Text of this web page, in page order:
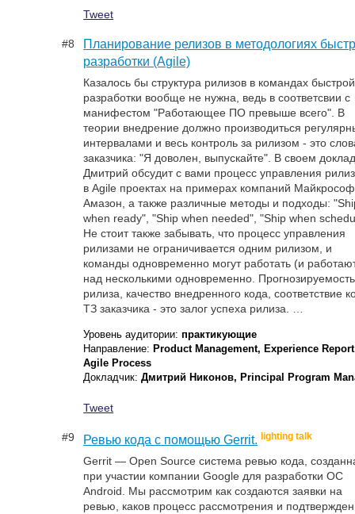
Tweet
#8
Планирование релизов в методологиях
разработки (Agile)
Казалось бы структура рилизов в командах быстрой
разработки вообще не нужна, ведь в соответсвии с
манифестом "Работающее ПО превыше всего". В
теории внедрение должно производиться
интервалами и весь контроль за рилизом - это
заказчика: "Я доволен, выпускайте". В своем
Дмитрий обсудит с вами процесс управления
в Аgile проектах на примерах компаний
Амазон, а также различные методы и подходы:
when ready", "Ship when needed", "Ship when
Не стоит также забывать, что процесс управления
рилизами не ограничивается одним рилизом, и
команды одновременно могут работать (и
над несколькими одновременно. Прогнозируемость
рилиза, качество внедренного кода, соответствие
ТЗ заказчика - это залог успеха рилиза. …
Уровень аудитории:практикующие
Направление: Product Management, Experience
Agile Process
Докладчик:Дмитрий Никонов, Principal Program
Tweet
#9 Ревью кода с помощью Gerrit. lighting talk
Gerrit — Open Source система ревью кода,
при участии компании Google для разработки ОС
Android. Мы рассмотрим как создаются заявки на
ревью, каков процесс рассмотрения и